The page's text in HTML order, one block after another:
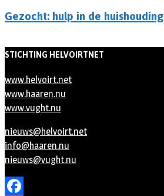
Gezocht: hulp in de huishouding
STICHTING HELVOIRTNET
www.helvoirt.net
www.haaren.nu
www.vught.nu
nieuws@helvoirt.net
info@haaren.nu
nieuws@vught.nu